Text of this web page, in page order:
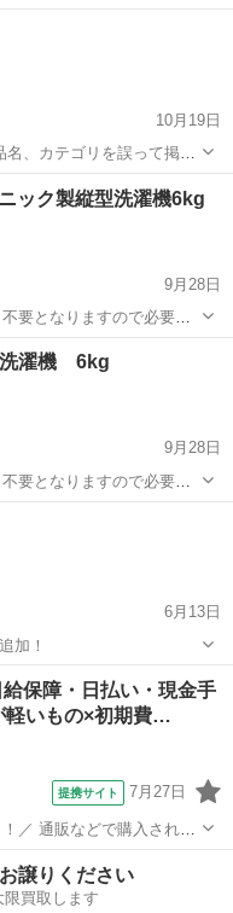
の取扱説明
10月19日
、カテゴリを誤って掲載
いいたします。
譲り
ック製縦型洗濯機6kg
9月28日
要となりますので必要な
状のまま引き渡しとなり
日で取りに来てくださる
電 パナソニック
洗濯機 6kg
9月28日
要となりますので必要な
状のまま引き渡しとなり
日5日で取りに来てくださ
6月13日
追加！
電
給保障・日払い・現金手
軽いもの×初期費…
提携サイト 7月27日
れた
譲りください
買取します